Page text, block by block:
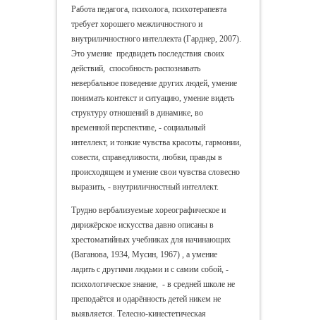
Работа педагога, психолога, психотерапевта
требует хорошего межличностного и
внутриличностного интеллекта (Гарднер, 2007).
Это умение предвидеть последствия своих
действий, способность распознавать
невербальное поведение других людей, умение
понимать контекст и ситуацию, умение видеть
структуру отношений в динамике, во
временной перспективе, - социальный
интеллект, и тонкие чувства красоты, гармонии,
совести, справедливости, любви, правды в
происходящем и умение свои чувства словесно
выразить, - внутриличностный интеллект.
Трудно вербализуемые хореографическое и
дирижёрское искусства давно описаны в
хрестоматийных учебниках для начинающих
(Ваганова, 1934, Мусин, 1967) , а умение
ладить с другими людьми и с самим собой, -
психологическое знание, - в средней школе не
преподаётся и одарённость детей никем не
выявляется. Телесно-кинестетическая